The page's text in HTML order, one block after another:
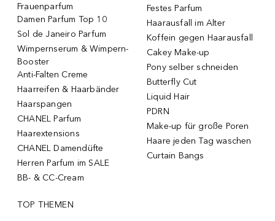
Frauenparfum
Damen Parfum Top 10
Sol de Janeiro Parfum
Wimpernserum & Wimpern-
Booster
Anti-Falten Creme
Haarreifen & Haarbänder
Haarspangen
CHANEL Parfum
Haarextensions
CHANEL Damendüfte
Herren Parfum im SALE
BB- & CC-Cream
Festes Parfum
Haarausfall im Alter
Koffein gegen Haarausfall
Cakey Make-up
Pony selber schneiden
Butterfly Cut
Liquid Hair
PDRN
Make-up für große Poren
Haare jeden Tag waschen
Curtain Bangs
TOP THEMEN